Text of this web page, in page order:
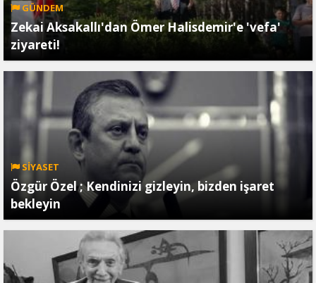
GÜNDEM
Zekai Aksakallı'dan Ömer Halisdemir'e 'vefa'
ziyareti!
SİYASET
Özgür Özel ; Kendinizi gizleyin, bizden işaret
bekleyin